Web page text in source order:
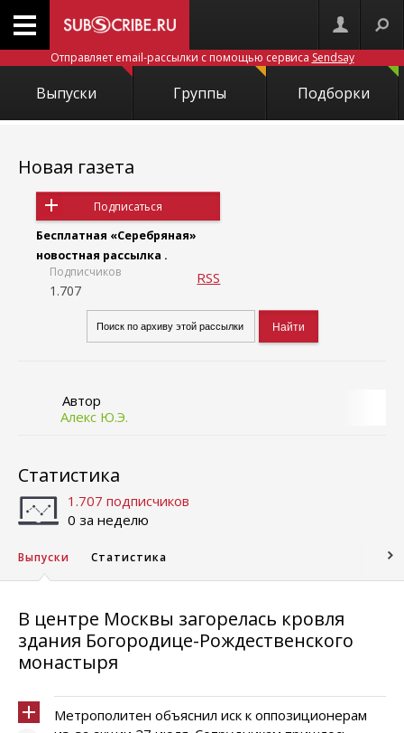
Отправляет email-рассылки с помощью сервиса Sendsay
Выпуски Группы Подборки
Новая газета
Подписаться
Бесплатная «Серебряная»
новостная рассылка .
Подписчиков
1.707
RSS
Автор
Алекс Ю.Э.
Статистика
1.707 подписчиков
0 за неделю
Выпуски Статистика
В центре Москвы загорелась кровля
здания Богородице-Рождественского
монастыря
Метрополитен объяснил иск к оппозиционерам